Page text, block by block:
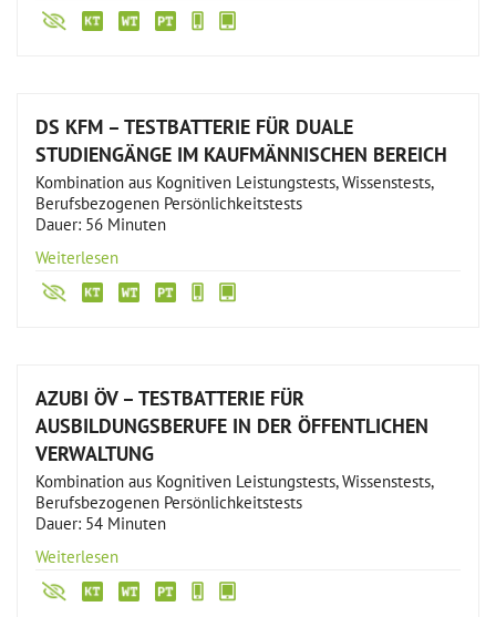
DS KFM – TESTBATTERIE FÜR DUALE
STUDIENGÄNGE IM KAUFMÄNNISCHEN BEREICH
Kombination aus Kognitiven Leistungstests, Wissenstests,
Berufsbezogenen Persönlichkeitstests
Dauer: 56 Minuten
Weiterlesen
AZUBI ÖV – TESTBATTERIE FÜR
AUSBILDUNGSBERUFE IN DER ÖFFENTLICHEN
VERWALTUNG
Kombination aus Kognitiven Leistungstests, Wissenstests,
Berufsbezogenen Persönlichkeitstests
Dauer: 54 Minuten
Weiterlesen